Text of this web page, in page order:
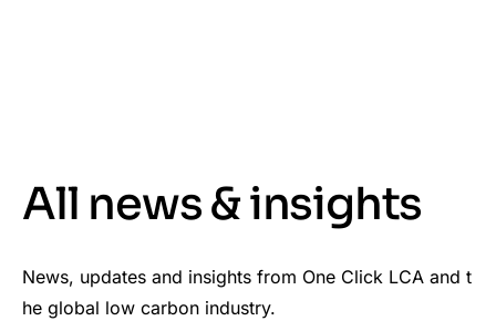
All news & insights
News, updates and insights from One Click LCA and t
he global low carbon industry.